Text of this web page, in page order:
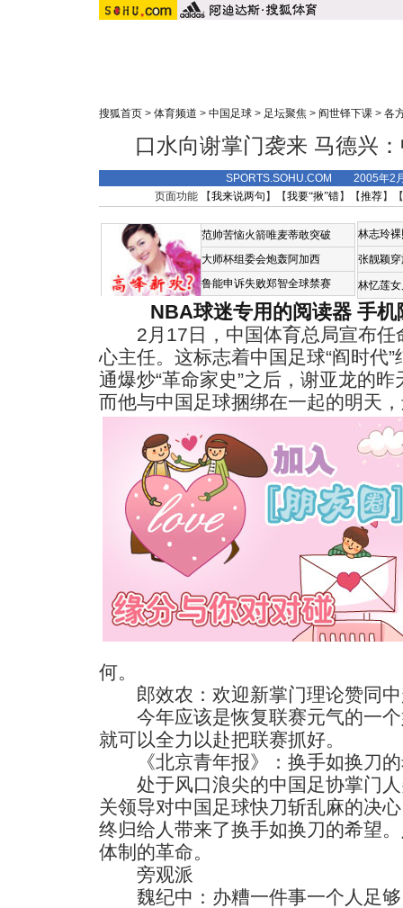
搜狐首页 > 体育频道 > 中国足球 > 足坛聚焦 > 阎世铎下课 > 各
口水向谢掌门袭来 马德兴
SPORTS.SOHU.COM 2005年2
页面功能 【我来说两句 】【我要“揪”错】【推荐】
范帅苦恼火箭唯麦蒂敢突破
大师杯组委会炮轰阿加西
鲁能申诉失败郑智全球禁赛
林志玲
张靓颖
林忆莲
NBA球迷专用的阅读器 手机
2月17日，中国体育总局宣布任
心主任。这标志着中国足球“阎时代”
通爆炒“革命家史”之后，谢亚龙的
而他与中国足球捆绑在一起的明天
何。
郎效农：欢迎新掌门理论赞同中
今年应该是恢复联赛元气的一个
就可以全力以赴把联赛抓好。
《北京青年报》：换手如换刀的
处于风口浪尖的中国足协掌门人
关领导对中国足球快刀斩乱麻的决
终归给人带来了换手如换刀的希望
体制的革命。
旁观派
魏纪中：办糟一件事一个人足够